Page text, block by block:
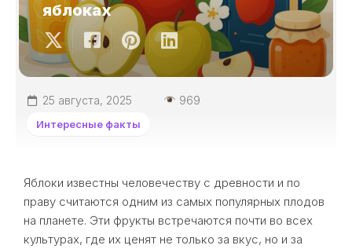
яблоках
25 августа, 2025 969
Интересные факты
Яблоки известны человечеству с древности и по
праву считаются одним из самых популярных плодов
на планете. Эти фрукты встречаются почти во всех
культурах, где их ценят не только за вкус, но и за